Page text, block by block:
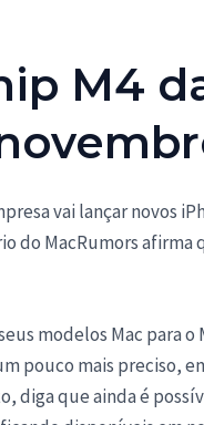
M4
vai lançar novos
do MacRumors afirma
modelos Mac para o
pouco mais preciso,
diga que ainda é